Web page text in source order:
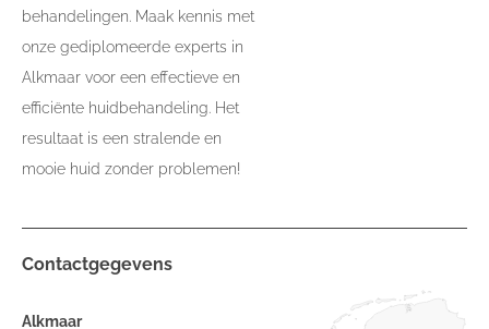
behandelingen. Maak kennis met
onze gediplomeerde experts in
Alkmaar voor een effectieve en
efficiënte huidbehandeling. Het
resultaat is een stralende en
mooie huid zonder problemen!
Contactgegevens
Alkmaar